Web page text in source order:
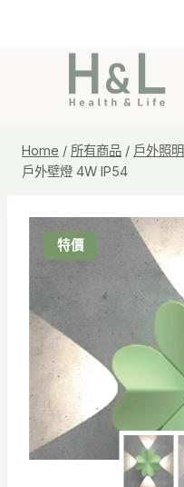
Home / 所有商品 / 戶外照明
戶外壁燈 4W IP54
特價